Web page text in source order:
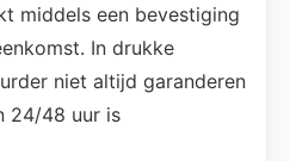
middels een bevestiging
In drukke
niet altijd garanderen
24/48 uur is